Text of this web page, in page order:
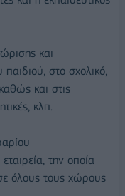
και
στο σχολικό,
και στις
κλπ.
την οποία
όλους τους χώρους